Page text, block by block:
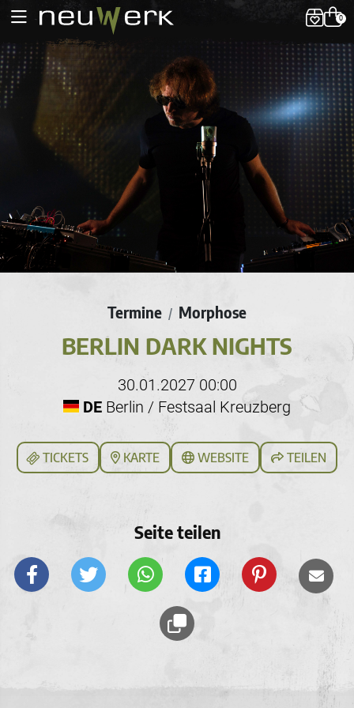
0
Termine / Morphose
BERLIN DARK NIGHTS
30.01.2027 00:00
DEBerlin / Festsaal Kreuzberg
TICKETS KARTE WEBSITE TEILEN
Seite teilen